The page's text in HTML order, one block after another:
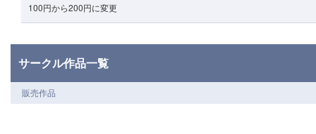
100円から200円に変更
サークル作品一覧
販売作品